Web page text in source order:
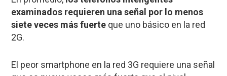
examinados requieren una señal por lo menos
siete veces más fuerte que uno básico en la red
2G.
El peor smartphone en la red 3G requiere una señal